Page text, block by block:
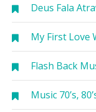
Deus Fala
My First Love
Flash Back
Music 70’s,